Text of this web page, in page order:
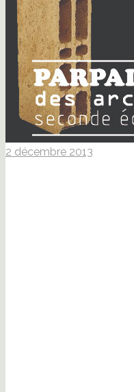
2 décembre 2013